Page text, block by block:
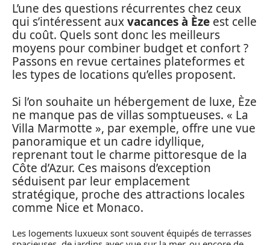
L’une des questions récurrentes chez ceux
qui s’intéressent auxvacances à Èze est celle
du coût. Quels sont donc les meilleurs
moyens pour combiner budget et confort ?
Passons en revue certaines plateformes et
les types de locations qu’elles proposent.
Si l’on souhaite un hébergement de luxe, Èze
ne manque pas de villas somptueuses. « La
Villa Marmotte », par exemple, offre une vue
panoramique et un cadre idyllique,
reprenant tout le charme pittoresque de la
Côte d’Azur. Ces maisons d’exception
séduisent par leur emplacement
stratégique, proche des attractions locales
comme Nice et Monaco.
Les logements luxueux sont souvent équipés de terrasses